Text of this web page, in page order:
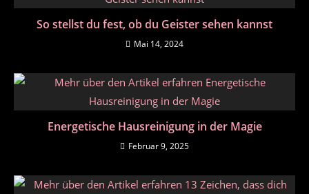
So stellst du fest, ob du Geister sehen kannst
Mai 14, 2024
Energetische Hausreinigung in der Magie
Februar 9, 2025